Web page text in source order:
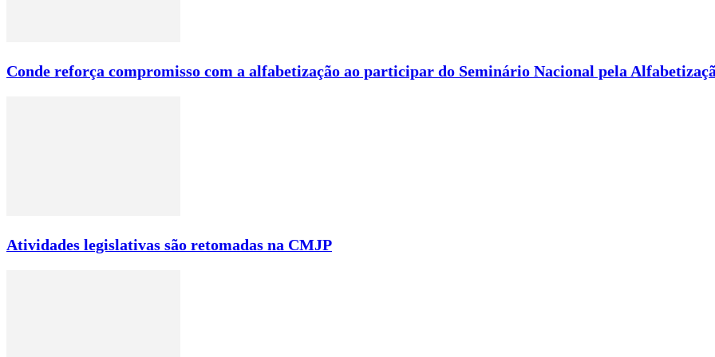
Conde reforça compromisso com a alfabetização ao participar do Seminário Nacional pela
Atividades legislativas são retomadas na CMJP